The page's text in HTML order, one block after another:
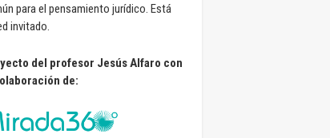
para el pensamiento jurídico. Está
invitado.
del profesor Jesús Alfaro con
de: